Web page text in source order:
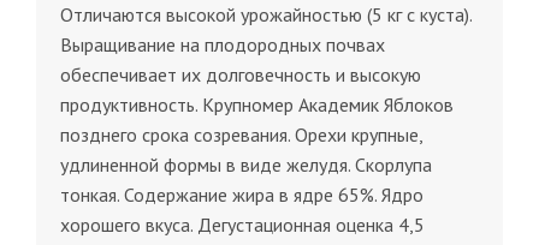
Отличаются высокой урожайностью (5 кг с куста).
Выращивание на плодородных почвах
обеспечивает их долговечность и высокую
продуктивность. Крупномер Академик Яблоков
позднего срока созревания. Орехи крупные,
удлиненной формы в виде желудя. Скорлупа
тонкая. Содержание жира в ядре 65%. Ядро
хорошего вкуса. Дегустационная оценка 4,5